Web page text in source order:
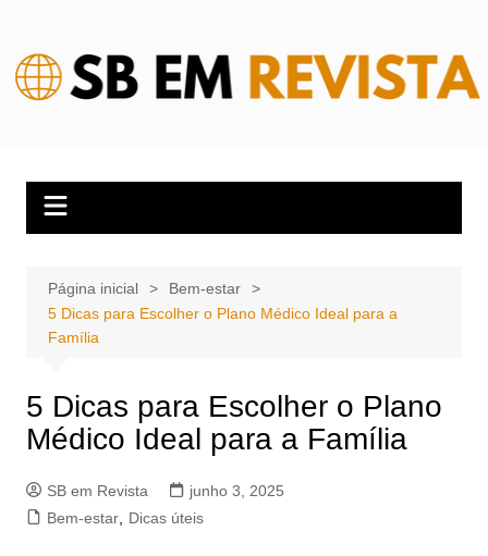
conteúdo
Página inicial
Bem-estar
5 Dicas para Escolher o Plano Médico Ideal para a
Família
5 Dicas para Escolher o Plano
Médico Ideal para a Família
SB em Revista
junho 3, 2025
Bem-estar, Dicas úteis